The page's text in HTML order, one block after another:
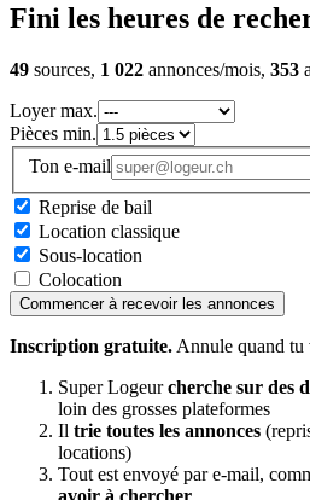
Fini les heures de
49 sources, 1 022 annonces/mois, 353
Loyer max.
Pièces min.
Ton e-mail
Reprise de bail
Location classique
Sous-location
Colocation
Commencer à recevoir les annonces
Inscription gratuite. Annule quand tu
Super Logeurcherche sur des
loin des grosses plateformes
Il trie toutes les annonces
locations)
Tout est envoyé par e-mail,